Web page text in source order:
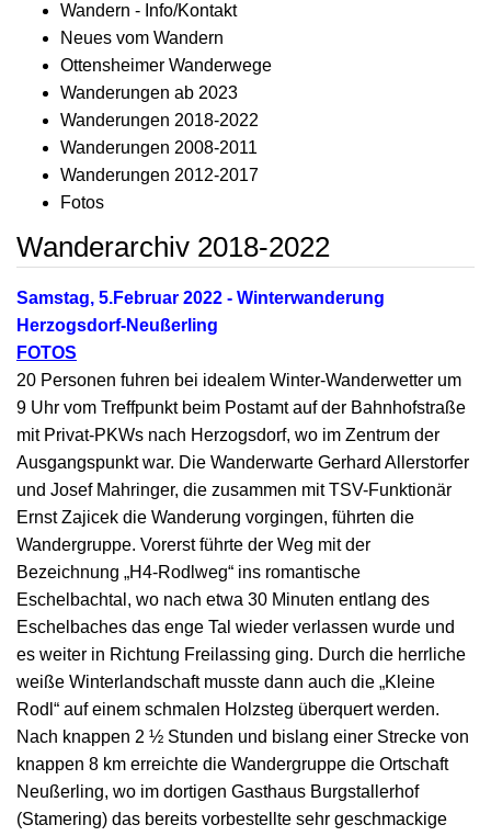
Wandern - Info/Kontakt
Neues vom Wandern
Ottensheimer Wanderwege
Wanderungen ab 2023
Wanderungen 2018-2022
Wanderungen 2008-2011
Wanderungen 2012-2017
Fotos
Wanderarchiv 2018-2022
Samstag, 5.Februar 2022 - Winterwanderung
Herzogsdorf-Neußerling
FOTOS
20 Personen fuhren bei idealem Winter-Wanderwetter um
9 Uhr vom Treffpunkt beim Postamt auf der Bahnhofstraße
mit Privat-PKWs nach Herzogsdorf, wo im Zentrum der
Ausgangspunkt war. Die Wanderwarte Gerhard Allerstorfer
und Josef Mahringer, die zusammen mit TSV-Funktionär
Ernst Zajicek die Wanderung vorgingen, führten die
Wandergruppe. Vorerst führte der Weg mit der
Bezeichnung „H4-Rodlweg“ ins romantische
Eschelbachtal, wo nach etwa 30 Minuten entlang des
Eschelbaches das enge Tal wieder verlassen wurde und
es weiter in Richtung Freilassing ging. Durch die herrliche
weiße Winterlandschaft musste dann auch die „Kleine
Rodl“ auf einem schmalen Holzsteg überquert werden.
Nach knappen 2 ½ Stunden und bislang einer Strecke von
knappen 8 km erreichte die Wandergruppe die Ortschaft
Neußerling, wo im dortigen Gasthaus Burgstallerhof
(Stamering) das bereits vorbestellte sehr geschmackige